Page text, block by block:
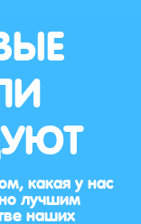
какая у нас
лучшим
наших